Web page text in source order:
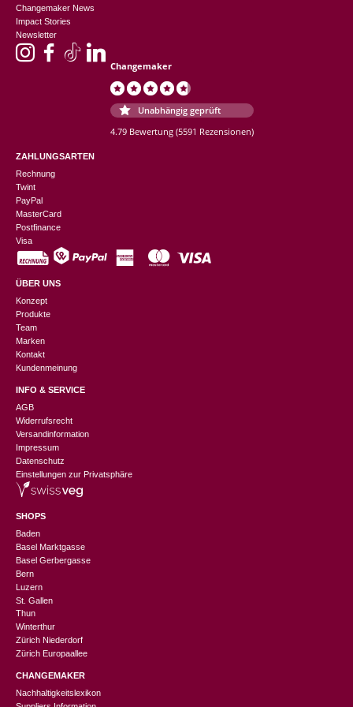
Changemaker News
Impact Stories
Newsletter
Changemaker
Unabhängig geprüft
4.79 Bewertung (5591 Rezensionen)
ZAHLUNGSARTEN
Rechnung
Twint
PayPal
MasterCard
Postfinance
Visa
ÜBER UNS
Konzept
Produkte
Team
Marken
Kontakt
Kundenmeinung
INFO & SERVICE
AGB
Widerrufsrecht
Versandinformation
Impressum
Datenschutz
Einstellungen zur Privatsphäre
SHOPS
Baden
Basel Marktgasse
Basel Gerbergasse
Bern
Luzern
St. Gallen
Thun
Winterthur
Zürich Niederdorf
Zürich Europaallee
CHANGEMAKER
Nachhaltigkeitslexikon